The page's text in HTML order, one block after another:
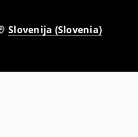
Slovenija (Slovenia)